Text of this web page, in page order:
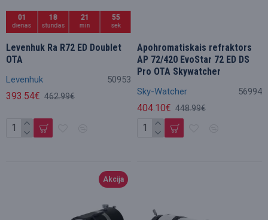
01
dienas
18
stundas
21
min
54
sek
Levenhuk 50953
Levenhuk Ra R72 ED Doublet
OTA
393.54€ 462.99€ Sky-Watcher 56994
Apohromatiskais refraktors
AP 72/420 EvoStar 72 ED DS
Pro OTA Skywatcher
404.10€ 448.99€
Akcija